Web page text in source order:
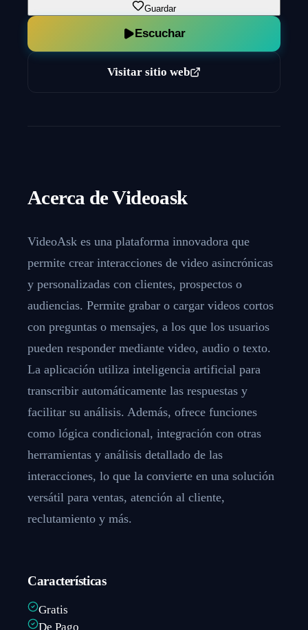
Guardar
Escuchar
Visitar sitio web
Acerca deVideoask
VideoAsk es una plataforma innovadora que
permite crear interacciones de video asincrónicas
y personalizadas con clientes, prospectos o
audiencias. Permite grabar o cargar videos cortos
con preguntas o mensajes, a los que los usuarios
pueden responder mediante video, audio o texto.
La aplicación utiliza inteligencia artificial para
transcribir automáticamente las respuestas y
facilitar su análisis. Además, ofrece funciones
como lógica condicional, integración con otras
herramientas y análisis detallado de las
interacciones, lo que la convierte en una solución
versátil para ventas, atención al cliente,
reclutamiento y más.
Características
Gratis
De Pago